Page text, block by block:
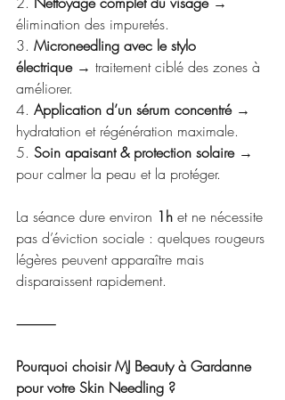
élimination des impuretés.
3. Microneedling avec le stylo
électrique → traitement ciblé des zones à
améliorer.
4. Application d’un sérum concentré →
hydratation et régénération maximale.
5. Soin apaisant & protection solaire →
pour calmer la peau et la protéger.
La séance dure environ 1h et ne nécessite
pas d’éviction sociale : quelques rougeurs
légères peuvent apparaître mais
disparaissent rapidement.
⸻
Pourquoi choisir MJ Beauty à Gardanne
pour votre Skin Needling ?